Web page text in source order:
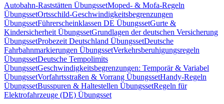
Autobahn-Raststätten ÜbungssetMoped- & Mofa-Regeln
ÜbungssetOrtsschild-Geschwindigkeitsbegrenzungen
ÜbungssetFührerscheinklassen DE ÜbungssetGurte &
Kindersicherheit ÜbungssetGrundlagen der deutschen Versicherung
ÜbungssetProbezeit Deutschland ÜbungssetDeutsche
Fahrbahnmarkierungen ÜbungssetVerkehrsberuhigungsregeln
ÜbungssetDeutsche Tempolimits
ÜbungssetGeschwindigkeitsbegrenzungen: Temporär & Variabel
ÜbungssetVorfahrtsstraßen & Vorrang ÜbungssetHandy-Regeln
ÜbungssetBusspuren & Haltestellen ÜbungssetRegeln für
Elektrofahrzeuge (DE) Übungsset